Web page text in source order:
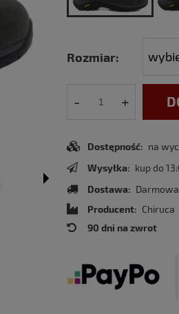
Rozmiar:
- +
Dostępność: na
Wysyłka: kup do
Dostawa: Darmowa
Producent: Chiruca
90 dni na zwrot